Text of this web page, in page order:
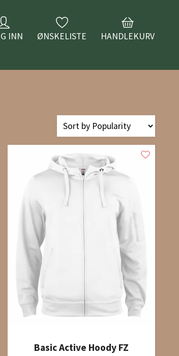
INN ØNSKELISTE HANDLEKURV
Basic Active Hoody FZ